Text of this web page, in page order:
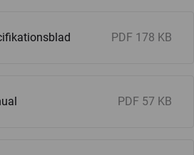
PDF 178 KB
PDF 57 KB